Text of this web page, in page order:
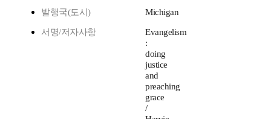
발행국(도시) Michigan
서명/저자사항
Evangelism
:
doing
justice
and
preaching
grace
/